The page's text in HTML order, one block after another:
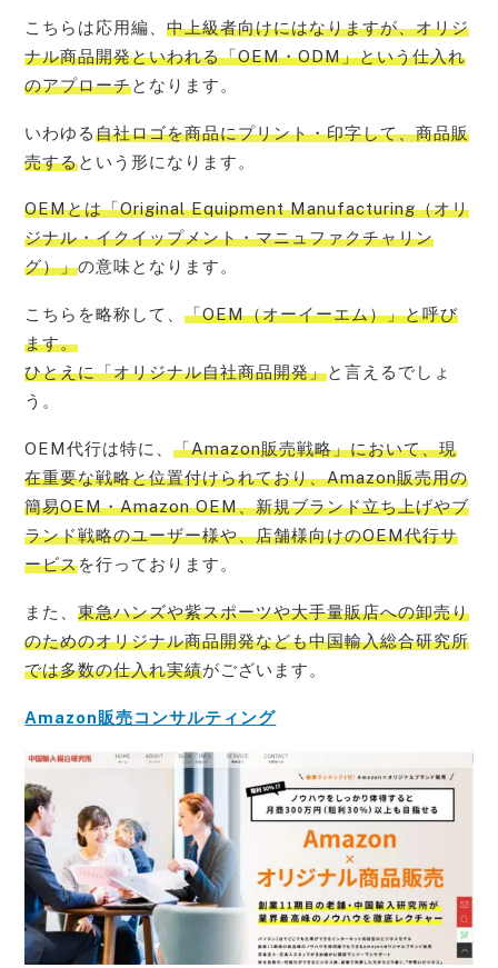
こちらは応用編、中上級者向けにはなりますが、オリジ
ナル商品開発といわれる「OEM・ODM」という仕入れ
のアプローチとなります。
いわゆる自社ロゴを商品にプリント・印字して、商品販
売するという形になります。
OEMとは「Original Equipment Manufacturing（オリ
ジナル・イクイップメント・マニュファクチャリン
グ）」の意味となります。
こちらを略称して、「OEM（オーイーエム）」と呼び
ます。
ひとえに「オリジナル自社商品開発」と言えるでしょ
う。
OEM代行は特に、「Amazon販売戦略」において、現
在重要な戦略と位置付けられており、Amazon販売用の
簡易OEM・Amazon OEM、新規ブランド立ち上げやブ
ランド戦略のユーザー様や、店舗様向けのOEM代行サ
ービスを行っております。
また、東急ハンズや紫スポーツや大手量販店への卸売り
のためのオリジナル商品開発なども中国輸入総合研究所
では多数の仕入れ実績がございます。
Amazon販売コンサルティング